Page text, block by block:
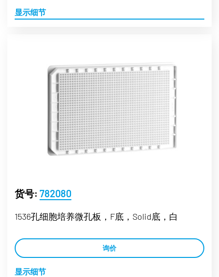
显示细节
货号: 782080
1536孔细胞培养微孔板，F底，Solid底，白
询价
显示细节